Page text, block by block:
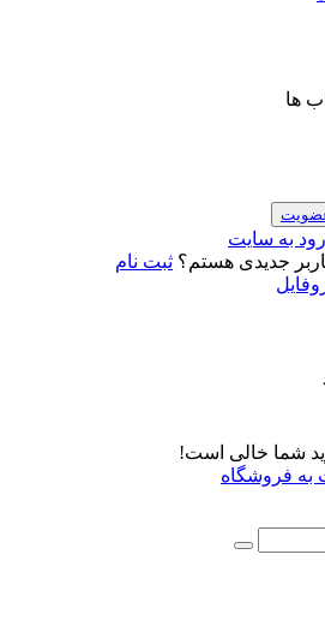
ها
به سایت
جدیدی هستم؟ ثبت نام
شما خالی است!
به فروشگاه